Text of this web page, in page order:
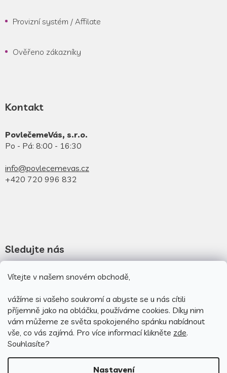
Vítejte v našem snovém obchodě,
vážíme si vašeho soukromí a abyste se u nás cítili
příjemně jako na obláčku, používáme cookies. Díky nim
vám můžeme ze světa spokojeného spánku nabídnout
vše, co vás zajímá. Pro více informací klikněte zde.
Souhlasíte?
Nastavení
Provizní systém / Affilate
Ověřeno zákazníky
Kontakt
PovlečemeVás, s.r.o.
Po - Pá: 8:00 - 16:30
info@povlecemevas.cz
+420 720 996 832
Sledujte nás
Novinky na facebooku
Novinky na instagramu